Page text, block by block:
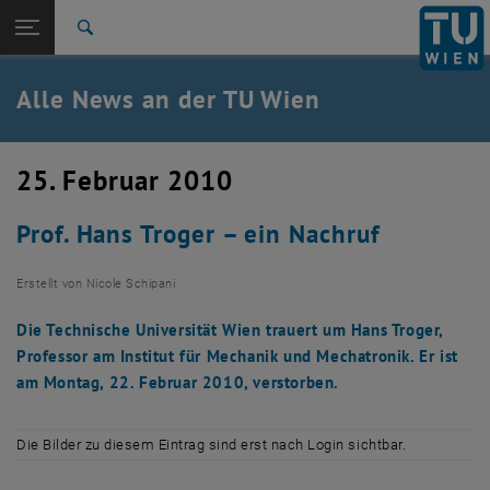
TU Login
Quicklinks
Quicklinks-Menü umschalten
Studium
Karriere
Zurück: Subseiten von TU Wien Startseite auflisten
Zurück zur letzten Ebene:
TU Wien Startseite
Übersicht
Alle News an der TU Wien
25. Februar 2010
Prof. Hans Troger – ein Nachruf
Erstellt von Nicole Schipani
Die Technische Universität Wien trauert um Hans Troger,
Professor am Institut für Mechanik und Mechatronik. Er ist
am Montag, 22. Februar 2010, verstorben.
Die Bilder zu diesem Eintrag sind erst nach Login sichtbar.